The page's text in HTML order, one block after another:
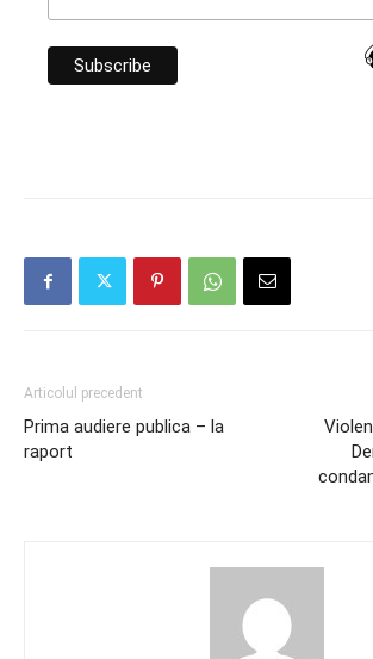
Articolul precedent
Prima audiere publica – la
raport